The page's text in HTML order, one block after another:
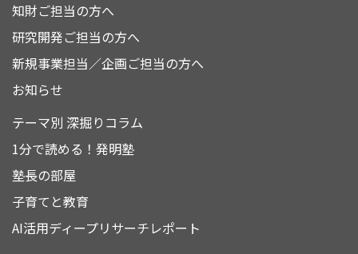
知財ご担当の方へ
研究開発ご担当の方へ
新規事業担当／企画ご担当の方へ
お知らせ
テーマ別 深掘りコラム
1分で読める！発明塾
塾長の部屋
子育てと教育
AI活用ディープリサーチレポート